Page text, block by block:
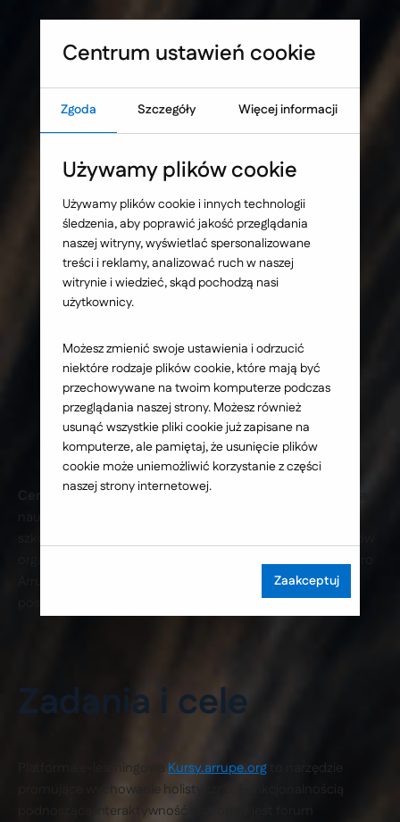
Umów warsztat UX
Sprawdź, co blokuje skuteczność Twojej strony WWW
Platforma e-
learningowa dla
Centrum Arrupe
Centrum Arrupejest niepubliczną placówką doskonalenia
organizacji pozarządowych. Patronem organizacji jest Pedro
Arrupe SJ, który wprowadził Towarzystwo Jezusowe w
Zadania i cele
Platforma e-learningowa Kursy.arrupe.org to narzędzie
promujące wychowanie holistyczne. Funkcjonalnością
podnoszącą interaktywność platformy jest forum
Centrum ustawień cookie
Zgoda Szczegóły Więcej informacji
Używamy plików cookie
Używamy plików cookie i innych technologii
śledzenia, aby poprawić jakość przeglądania
naszej witryny, wyświetlać spersonalizowane
treści i reklamy, analizować ruch w naszej
witrynie i wiedzieć, skąd pochodzą nasi
użytkownicy.
Możesz zmienić swoje ustawienia i odrzucić
niektóre rodzaje plików cookie, które mają być
przechowywane na twoim komputerze podczas
przeglądania naszej strony. Możesz również
usunąć wszystkie pliki cookie już zapisane na
komputerze, ale pamiętaj, że usunięcie plików
cookie może uniemożliwić korzystanie z części
naszej strony internetowej.
Zaakceptuj